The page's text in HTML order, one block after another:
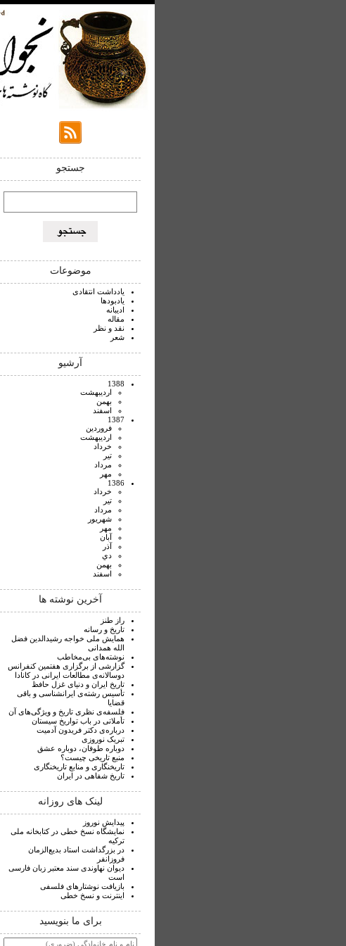
جستجو
موضوعات
یادداشت انتقادی
یادبودها
ادیبانه
مقاله
نقد و نظر
شعر
آرشیو
1388
ارديبهشت
بهمن
اسفند
1387
فروردين
ارديبهشت
خرداد
تير
مرداد
مهر
1386
خرداد
تير
مرداد
شهريور
مهر
آبان
آذر
دي
بهمن
اسفند
آخرین نوشته ها
راز طنز
تاريخ و رسانه
همایش ملی خواجه رشیدالدین فضل
الله همدانی
نوشته‌های بی‌مخاطب
گزارشی از برگزاری هفتمین کنفرانس
دوسالانه‌ی مطالعات ایرانی در کانادا
تاریخ ایران و دنیای غزل حافظ
تأسیس رشته‌ی ایرانشناسی و باقی
قضایا
فلسفه‌ی نظری تاریخ و ویژگی‌های آن
تأملاتی در باب تواریخ سیستان
درباره‌‌ی دکتر فریدون آدمیت
تبریک نوروزی
دوباره طوفان، دوباره عشق
منبع تاریخی چیست؟
تاریخنگاری و منابع تاریخنگاری
تاریخ شفاهی در ایران
لینک های روزانه
پیدایش نوروز
نمایشگاه نسخ خطی در کتابخانه ملی
ترکیه
در بزرگداشت استاد بدیع‌الزمان
فروزانفر
دیوان نهاوندی سند معتبر زبان فارسی
است
بازیافت نوشتارهای فلسفی
اینترنت و نسخ خطی
برای ما بنویسید